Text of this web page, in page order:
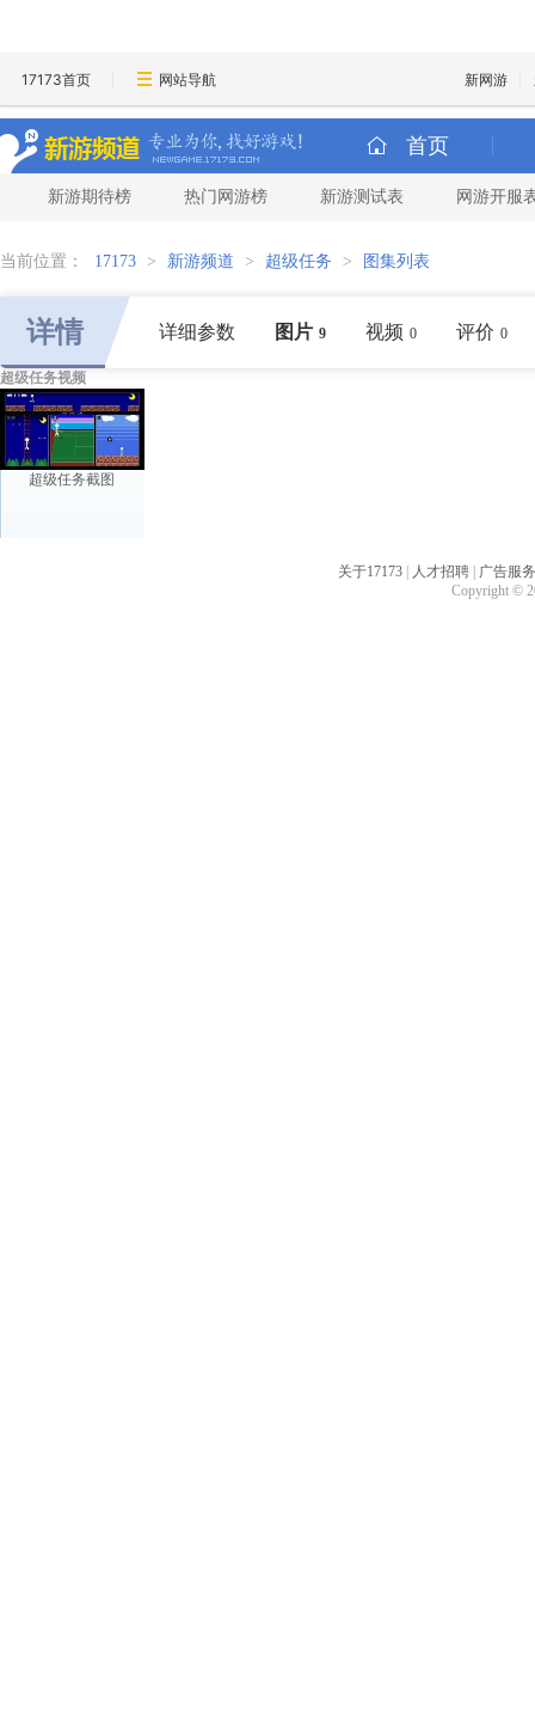
17173首页 网站导航 新网游
首页
新游期待榜 热门网游榜 新游测试表 网游开服
当前位置： 17173 > 新游频道 > 超级任务 > 图集列表
详情 详细参数 图片 9 视频 0 评价 0
超级任务视频
超级任务截图
关于17173 人才招聘
广告服务
Copyright ©